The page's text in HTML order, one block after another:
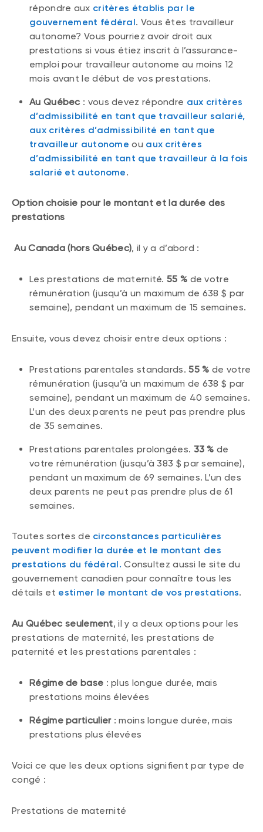
répondre aux critères établis par le
gouvernement fédéral. Vous êtes travailleur
autonome? Vous pourriez avoir droit aux
prestations si vous étiez inscrit à l’assurance-
emploi pour travailleur autonome au moins 12
mois avant le début de vos prestations.
Au Québec : vous devez répondre aux critères
d’admissibilité en tant que travailleur salarié,
aux critères d’admissibilité en tant que
travailleur autonome ou aux critères
d’admissibilité en tant que travailleur à la fois
salarié et autonome.
Option choisie pour le montant et la durée des
prestations
Au Canada (hors Québec), il y a d’abord :
Les prestations de maternité. 55 % de votre
rémunération (jusqu’à un maximum de 638 $ par
semaine), pendant un maximum de 15 semaines.
Ensuite, vous devez choisir entre deux options :
Prestations parentales standards.55 % de votre
rémunération (jusqu’à un maximum de 638 $ par
semaine), pendant un maximum de 40 semaines.
L’un des deux parents ne peut pas prendre plus
de 35 semaines.
Prestations parentales prolongées. 33 % de
votre rémunération (jusqu’à 383 $ par semaine),
pendant un maximum de 69 semaines. L’un des
deux parents ne peut pas prendre plus de 61
semaines.
Toutes sortes de circonstances particulières
peuvent modifier la durée et le montant des
prestations du fédéral. Consultez aussi le site du
gouvernement canadien pour connaître tous les
détails et estimer le montant de vos prestations.
Au Québec seulement, il y a deux options pour les
prestations de maternité, les prestations de
paternité et les prestations parentales :
Régime de base : plus longue durée, mais
prestations moins élevées
Régime particulier: moins longue durée, mais
prestations plus élevées
Voici ce que les deux options signifient par type de
congé :
Prestations de maternité